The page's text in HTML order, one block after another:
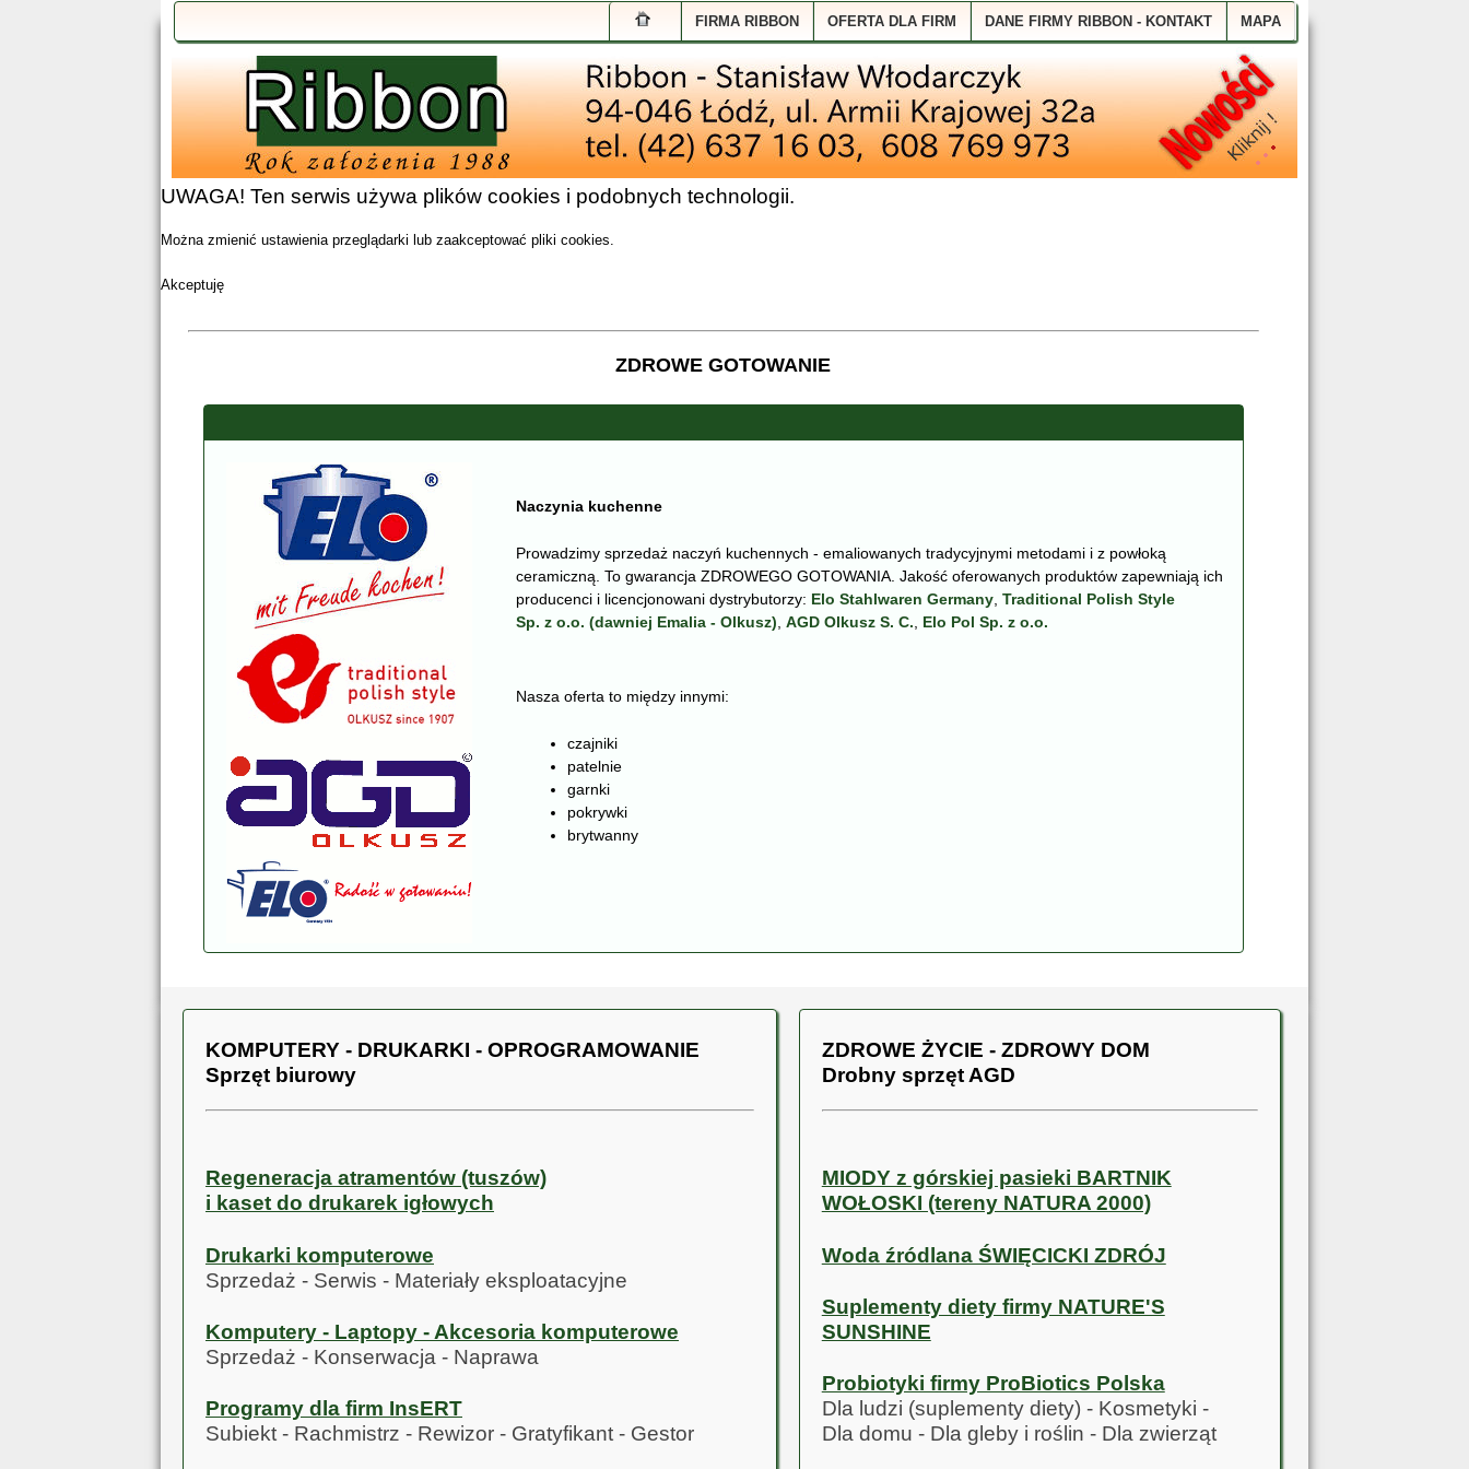
UWAGA! Ten serwis używa plików cookies i podobnych technologii.
Można zmienić ustawienia przeglądarki lub zaakceptować pliki cookies.
Akceptuję
FIRMA RIBBON OFERTA DLA FIRM DANE FIRMY RIBBON - KONTAKT MAPA
Rozmiar tekstu Zwiększ Wyzeruj Zmniejsz
ZDROWE GOTOWANIE
Naczynia kuchenne
Prowadzimy sprzedaż naczyń kuchennych - emaliowanych tradycyjnymi metodami i z powłoką
ceramiczną. To gwarancja ZDROWEGO GOTOWANIA. Jakość oferowanych produktów zapewniają ich
producenci i licencjonowani dystrybutorzy: Elo Stahlwaren Germany, Traditional Polish Style
Sp. z o.o. (dawniej Emalia - Olkusz) AGD Olkusz S. C. Elo Pol Sp. z o.o.
Nasza oferta to między innymi:
czajniki
patelnie
garnki
pokrywki
brytwanny
KOMPUTERY - DRUKARKI - OPROGRAMOWANIE
Sprzęt biurowy
Regeneracja atramentów (tuszów)
i kaset do drukarek igłowych
Drukarki komputerowe
Sprzedaż - Serwis - Materiały eksploatacyjne
Komputery - Laptopy - Akcesoria komputerowe
Sprzedaż - Konserwacja - Naprawa
Programy dla firm InsERT
Subiekt - Rachmistrz - Rewizor - Gratyfikant - Gestor
ZDROWE ŻYCIE - ZDROWY DOM
Drobny sprzęt AGD
MIODY z górskiej pasieki BARTNIK
WOŁOSKI (tereny NATURA 2000)
Woda źródlana ŚWIĘCICKI ZDRÓJ
Suplementy diety firmy NATURE'S
SUNSHINE
Probiotyki firmy ProBiotics Polska
Dla ludzi (suplementy diety) - Kosmetyki -
Dla domu - Dla gleby i roślin - Dla zwierząt